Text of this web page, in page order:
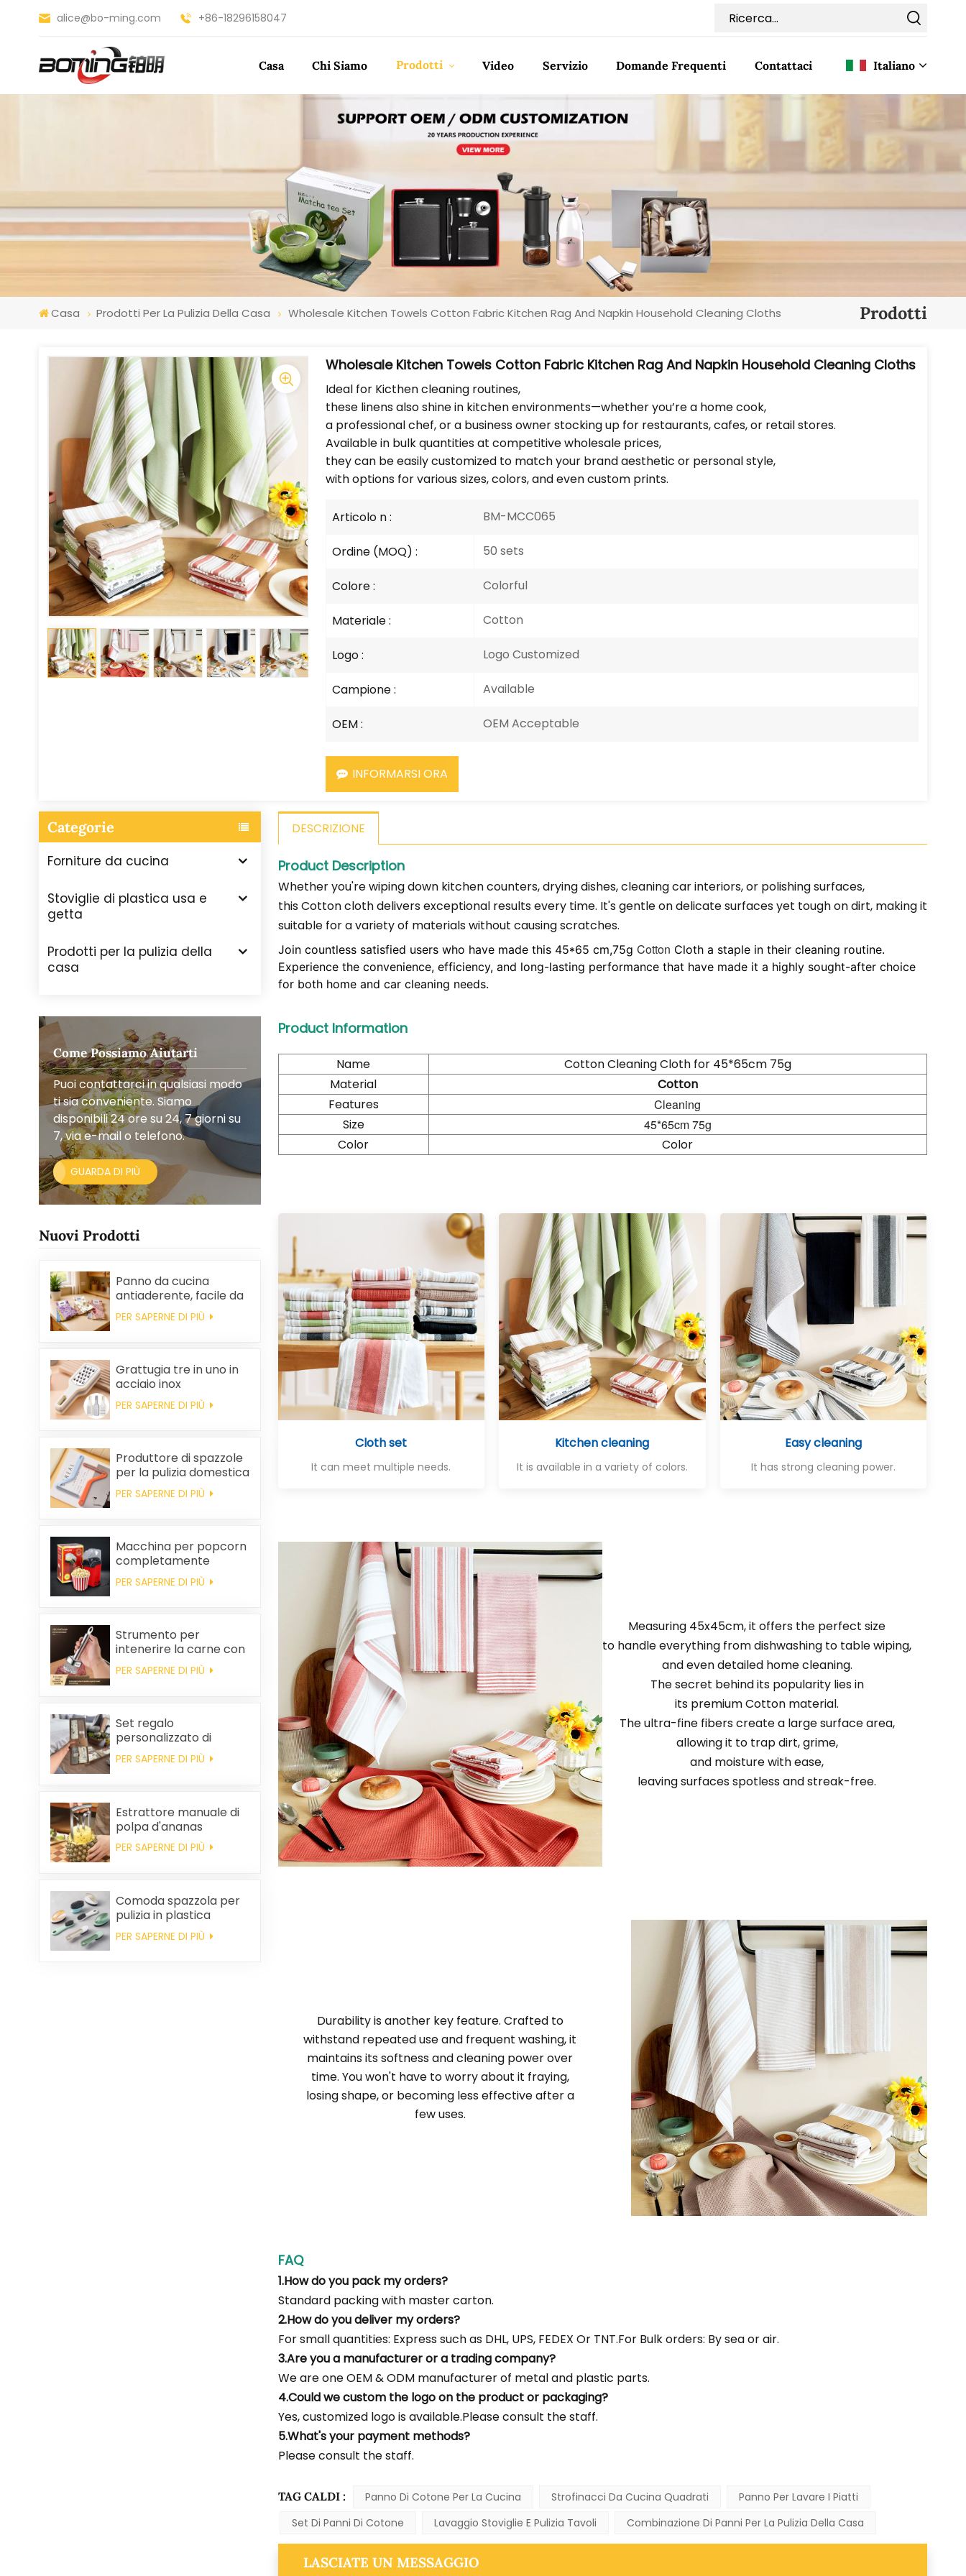
alice@bo-ming.com +86-18296158047
Casa Chi Siamo Prodotti Video Servizio Domande Frequenti Contattaci Italiano
English
Français
Español
Nederlands
Casa Prodotti Per La Pulizia Della Casa Wholesale Kitchen Towels Cotton Fabric Kitchen Rag And Napkin Household Cleaning Cloths Prodotti
Wholesale Kitchen Towels Cotton Fabric Kitchen Rag And Napkin Household Cleaning Cloths
Ideal for Kicthen cleaning routines,
these linens also shine in kitchen environments—whether you’re a home cook,
a professional chef, or a business owner stocking up for restaurants, cafes, or retail stores.
Available in bulk quantities at competitive wholesale prices,
they can be easily customized to match your brand aesthetic or personal style,
with options for various sizes, colors, and even custom prints.
Articolo n : BM-MCC065
Ordine (MOQ) : 50 sets
Colore : Colorful
Materiale : Cotton
Logo : Logo Customized
Campione : Available
OEM : OEM Acceptable
INFORMARSI ORA
Categorie
Forniture da cucina
Stoviglie di plastica usa e
getta
Prodotti per la pulizia della
casa
Come Possiamo Aiutarti
Puoi contattarci in qualsiasi modo
ti sia conveniente. Siamo
disponibili 24 ore su 24, 7 giorni su
7, via e-mail o telefono.
GUARDA DI PIÙ
Nuovi Prodotti
Panno da cucina
antiaderente, facile da
pulire, spesso,
stampato, quadrato, in
PER SAPERNE DI PIÙ
Grattugia tre in uno in
acciaio inox
PER SAPERNE DI PIÙ
Produttore di spazzole
per la pulizia domestica
in plastica per la
rimozione dei peli
PER SAPERNE DI PIÙ
Macchina per popcorn
completamente
automatica, macchina
per popcorn portatile
PER SAPERNE DI PIÙ
Strumento per
intenerire la carne con
ago da bistecca
PER SAPERNE DI PIÙ
Set regalo
personalizzato di
asciugamani da cucina
e tovaglioli quadrati in
matrimonio e per la
pulizia della casa.
PER SAPERNE DI PIÙ
Estrattore manuale di
polpa d'ananas
PER SAPERNE DI PIÙ
Comoda spazzola per
pulizia in plastica
all'ingrosso
PER SAPERNE DI PIÙ
DESCRIZIONE
Product Description
Whether you're wiping down kitchen counters, drying dishes, cleaning car interiors, or polishing surfaces,
thisCottoncloth delivers exceptional results every time. It's gentle on delicate surfaces yet tough on dirt, making it
suitable for a variety of materials without causing scratches.​
Join countless satisfied users who have made this 45*65 cm,75g Cotton Cloth a staple in their cleaning routine.
Experience the convenience, efficiency, and long-lasting performance that have made it a highly sought-after choice
for both home and car cleaning needs.
Product Information
Name
Cotton Cleaning Cloth for 45*65cm 75g
Material
Cotton
Features
Cleaning
Size
45*65cm 75g
Color
Color
Cloth set
It can meet multiple needs.
Kitchen cleaning
It is available in a variety of colors.
Easy cleaning
It has strong cleaning power.
Measuring 45x45cm, it offers the perfect size
to handle everything from dishwashing to table wiping,
and even detailed home cleaning.
The secret behind its popularity lies in
its premium Cotton material.
The ultra-fine fibers create a large surface area,
allowing it to trap dirt, grime,
and moisture with ease,
leaving surfaces spotless and streak-free.
Durability is another key feature. Crafted to
withstand repeated use and frequent washing, it
maintains its softness and cleaning power over
time. You won't have to worry about it fraying,
losing shape, or becoming less effective after a
few uses.
FAQ
1.How do you pack my orders?
Standard packing with master carton.
2.How do you deliver my orders?
For small quantities: Express such as DHL, UPS, FEDEX Or TNT.For Bulk orders: By sea or air.
3.Are you a manufacturer or a trading company?
We are one OEM & ODM manufacturer of metal and plastic parts.
4.Could we custom the logo on the product or packaging?
Yes, customized logo is available.Please consult the staff.
5.What's your payment methods?
Please consult the staff.
TAG CALDI : Panno Di Cotone Per La Cucina Strofinacci Da Cucina Quadrati
Panno Per Lavare I Piatti
Set Di Panni Di Cotone
Lavaggio Stoviglie E Pulizia Tavoli Combinazione Di Panni Per La Pulizia Della Casa
LASCIATE UN MESSAGGIO